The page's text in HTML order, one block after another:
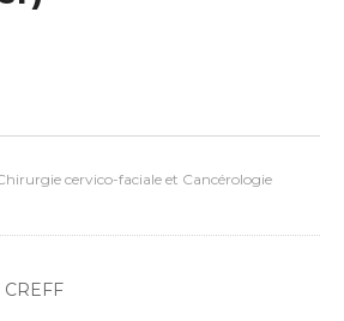
cervico-faciale et Cancérologie